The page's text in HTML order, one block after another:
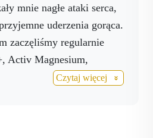
mocą natury dzięki
i
uderzenia gorąca.
zaczęliśmy regularnie
Activ Magnesium,
Czytaj więcej